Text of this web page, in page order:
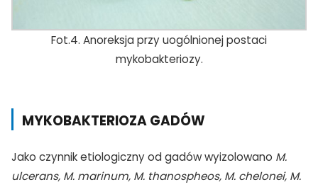
Fot.4. Anoreksja przy uogólnionej postaci
mykobakteriozy.
MYKOBAKTERIOZA GADÓW
Jako czynnik etiologiczny od gadów wyizolowano M.
ulcerans, M. marinum, M. thanospheos, M. chelonei, M.